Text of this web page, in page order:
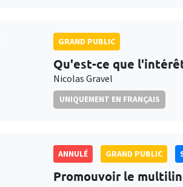
GRAND PUBLIC
Qu'est-ce que
Nicolas Gravel
UNIQUEMENT EN FRANÇAIS
ANNULÉ GRAND PUBLIC
Promouvoir le